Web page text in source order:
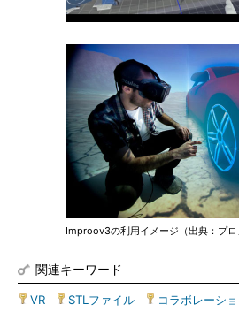
Improov3の利用イメージ（出典：プロ
関連キーワード
VR STLファイル コラボレーシ